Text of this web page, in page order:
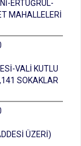
ERTUĞRUL-
MAHALLELERİ
VALİ KUTLU
SOKAKLAR
ÜZERİ)